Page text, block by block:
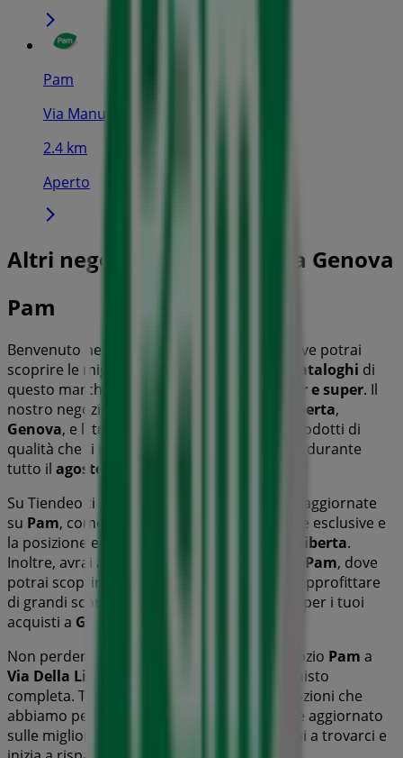
Pam
Via Manuzio, 11, Genova
2.4 km
Aperto
Altri negozi di Iper e super a Genova
Pam
Benvenuto nel negozio
su Tiendeo, dove potrai
scoprire le migliori
cataloghi di
questo marchio rinomato nel settore di
Iper e super. Il
nostro negozio fisico si trova a
Via Della Liberta,
Genova, e lì troverai un'ampia gamma di prodotti di
qualità che ti permetteranno di risparmiare durante
tutto il agosto 2026
Su Tiendeo ti offriamo tutte le informazioni aggiornate
su Pam, come gli orari di apertura, le offerte esclusive e
la posizione esatta del negozio a
Via Della Liberta.
Inoltre, avrai accesso agli ultimi cataloghi di Pam, dove
potrai scoprire le promozioni più recenti e approfittare
di grandi sconti sui prodotti di
per i tuoi
acquisti a Genova
Non perdere l'opportunità di visitare il negozio Pam a
Via Della Liberta
per un'esperienza di acquisto
completa. Ti invitiamo a esplorare le promozioni che
abbiamo per te questo
e a rimanere aggiornato
sulle migliori offerte di
. Vieni a trovarci e